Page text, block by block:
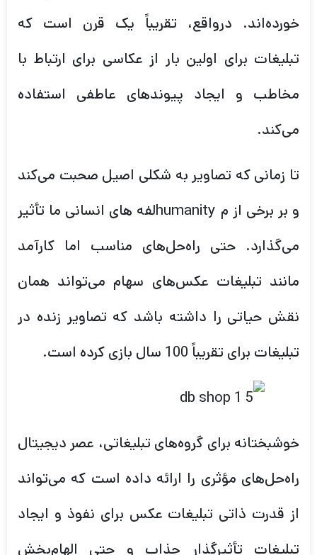
خورده‌اند. درواقع، تقریباً یک قرن است که
تبلیغات برای اولین بار از عکاسی برای ارتباط با
مخاطب و ایجاد پیوندهای عاطفی استفاده
می‌کند.
تا زمانی که تصاویر به شکلی اصیل صحبت می‌کند
و بر برخی از م humanityلفه های انسانی ما تأثیر
می‌گذارد. حتی راه‌حل‌های مناسب اما کارآمد
مانند تبلیغات عکس‌های سهام می‌تواند همان
نقش حیاتی را داشته باشد که تصاویر زنده در
تبلیغات برای تقریباً 100 سال بازی کرده است.
خوشبختانه برای گروه‌های تبلیغاتی، عصر دیجیتال
راه‌حل‌های مؤثری را ارائه داده است که می‌تواند
از قدرت ذاتی تبلیغات عکس برای نفوذ و ایجاد
تبلیغات تأثیرگذار جذاب و حتی الهام‌بخش